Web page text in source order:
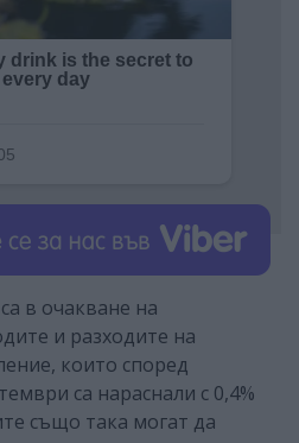
в очакване на
и разходите на
които според
са нараснали с 0,4%
също така могат да